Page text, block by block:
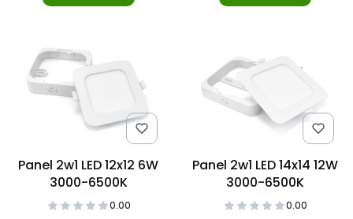
Panel 2w1 LED 12x12 6W
3000-6500K
0.00
Panel 2w1 LED 14x14 12W
3000-6500K
0.00